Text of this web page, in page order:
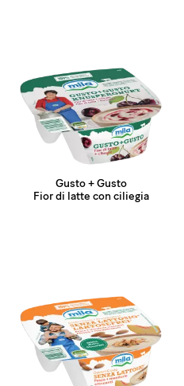
Gusto + Gusto
Fior di latte con ciliegia